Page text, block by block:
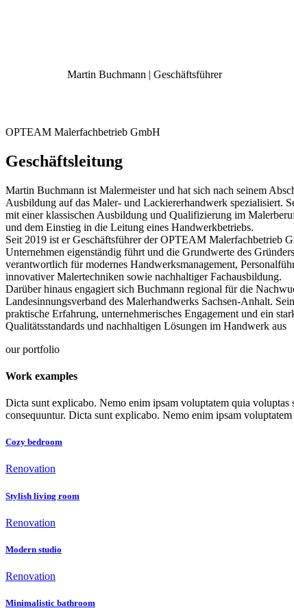
Martin Buchmann | Geschäftsführer
OPTEAM Malerfachbetrieb GmbH
Geschäftsleitung
Martin Buchmann ist Malermeister und hat sich nach seinem
Ausbildung auf das Maler- und Lackiererhandwerk spezialisiert.
mit einer klassischen Ausbildung und Qualifizierung im
und dem Einstieg in die Leitung eines Handwerkbetriebs.
Seit 2019 ist er Geschäftsführer der OPTEAM Malerfachbetrieb
Unternehmen eigenständig führt und die Grundwerte des
verantwortlich für modernes Handwerksmanagement,
innovativer Malertechniken sowie nachhaltiger Fachausbildung.
Darüber hinaus engagiert sich Buchmann regional für die
Landesinnungsverband des Malerhandwerks Sachsen-Anhalt.
praktische Erfahrung, unternehmerisches Engagement und ein
Qualitätsstandards und nachhaltigen Lösungen im Handwerk aus
our portfolio
Work examples
Dicta sunt explicabo. Nemo enim ipsam voluptatem quia voluptas
consequuntur. Dicta sunt explicabo. Nemo enim ipsam
Cozy bedroom
Renovation
Stylish living room
Renovation
Modern studio
Renovation
Minimalistic bathroom